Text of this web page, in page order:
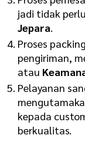
jadi tidak
Jepara.
Proses
pengiriman,
atau K
Pelayanan
kepada
berkualitas.